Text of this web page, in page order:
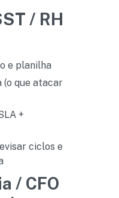
/ RH
e planilha
que atacar
+
ciclos e
/ CFO